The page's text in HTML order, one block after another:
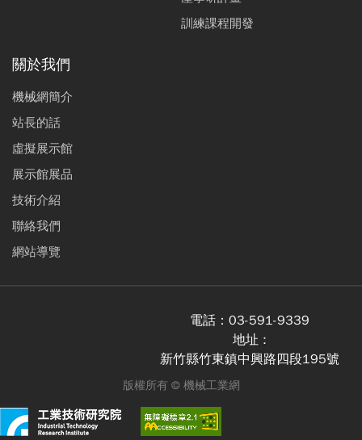
訓練課程開發
關於我們
機械網簡介
站長的話
虛擬展示館
展示館展品
技術介紹
聯絡我們
網站導覽
電話： 03-591-9339
地址 :
新竹縣竹東鎮中興路四段195號
版權所有 © 機械工業網